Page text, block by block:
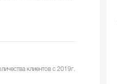
клиентов с 2019г.